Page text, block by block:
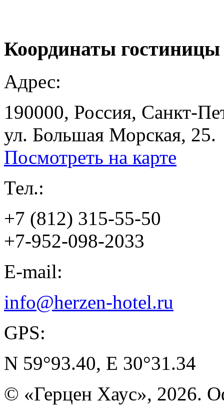
Координаты гостиницы
Адрес:
190000, Россия, Санкт-
ул. Большая Морская, 25.
Посмотреть на карте
Тел.:
+7 (812) 315-55-50
+7-952-098-2033
E-mail:
info@herzen-hotel.ru
GPS:
N 59°93.40, E 30°31.34
© «Герцен Хаус», 2026.